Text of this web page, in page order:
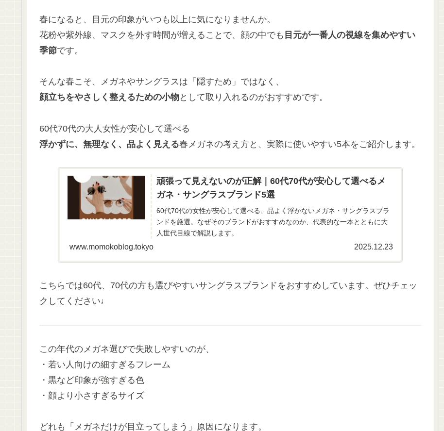
春になると、目元の印象がいつも以上に気になりませんか。
花粉や紫外線、マスクを外す時間が増えることで、顔の中でも 目元が一番人の視線を集めやすい
季節です。
そんな春こそ、メガネやサングラスは「隠すため」ではなく、
顔立ちをやさしく整えるための小物として取り入れるのがおすすめです。
60代70代の大人女性が安心して選べる
浮かずに、無理なく、品よく見える春メガネの考え方と、実際に使いやすい5本をご紹介します。
頑張って見えないのが正解｜60代70代が安心して選べるメ
ガネ・サングラスブランド5選
60代70代の女性が安心して選べる、品よく浮かないメガネ・サングラスブラ
ンドを厳選。なぜそのブランドがおすすめなのか、代表的な一本とともに大
人世代目線で解説します。
www.momokoblog.tokyo 2025.12.23
こちらでは60代、70代の方も選びやすいサングラスブランドをおすすめしています。ぜひチェッ
クしてください♩
この年代のメガネ選びで失敗しやすいのが、
・若い人向けの細すぎるフレーム
・黒など印象が強すぎる色
・顔より小さすぎるサイズ
どれも「メガネだけが目立ってしまう」原因になります。